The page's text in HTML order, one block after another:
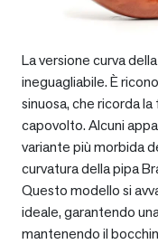
La versione curva
ineguagliabile. È
sinuosa, che ricorda
capovolto. Alcuni
variante più morbida
curvatura della pipa
Questo modello si
ideale, garantendo
mantenendo il